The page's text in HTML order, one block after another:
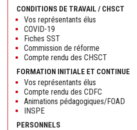
CONDITIONS DE TRAVAIL / CHSCT
Vos représentants élus
COVID-19
Fiches SST
Commission de réforme
Compte rendu des CHSCT
FORMATION INITIALE ET CONTINUE
Vos représentants élus
Compte rendu des CDFC
Animations pédagogiques/FOAD
INSPE
PERSONNELS